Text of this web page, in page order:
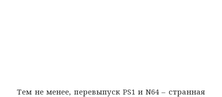
Тем не менее, перевыпуск PS1 и N64 – странная